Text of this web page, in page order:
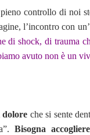
controllo di noi
l’incontro con
di shock, di trauma
avuto non è un
dolore che si sente
Bisogna